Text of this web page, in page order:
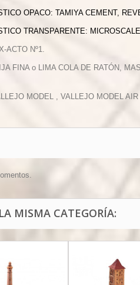
OPACO: TAMIYA CEMENT,
TRANSPARENTE:
ACTO Nº1.
FINA o LIMA COLA DE RATÓN,
MODEL , VALLEJO MODEL
MISMA CATEGORÍA: